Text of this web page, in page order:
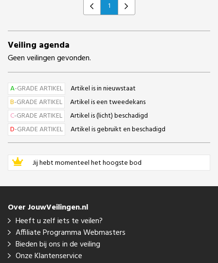
Previous
1 Next
Veiling agenda
Geen veilingen gevonden.
A-GRADE ARTIKEL
Artikel is in nieuwstaat
B-GRADE ARTIKEL
Artikel is een tweedekans
C-GRADE ARTIKEL
Artikel is (licht) beschadigd
D-GRADE ARTIKEL Artikel is gebruikt en beschadigd
Jij hebt momenteel het hoogste bod
Over JouwVeilingen.nl
Heeft u zelf iets te veilen?
Affiliate Programma Webmasters
Bieden bij ons in de veiling
Onze Klantenservice